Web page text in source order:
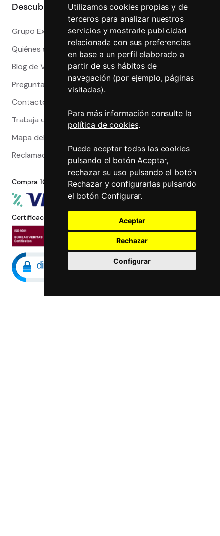
Utilizamos cookies propias y de
terceros para analizar nuestros
servicios y mostrarle publicidad
relacionada con sus preferencias
en base a un perfil elaborado a
partir de sus hábitos de
navegación (por ejemplo, páginas
visitadas).
Para más información consulte la
política de cookies.
Puede aceptar todas las cookies
pulsando el botón Aceptar,
rechazar su uso pulsando el botón
Rechazar y configurarlas pulsando
el botón Configurar.
Aceptar
Rechazar
Configurar
Descubre más
Grupo Exact
Quiénes somos
Blog de Viajeros
Preguntas Frecuentes
Contacto
Trabaja con nosotros
Mapa del sitio
Reclamaciones
Compra 100% segura
Certificaciones